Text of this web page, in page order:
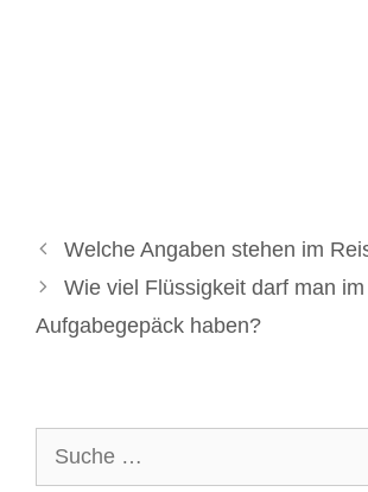
Welche Angaben stehen im
Wie viel Flüssigkeit darf man im
Aufgabegepäck haben?
nach: